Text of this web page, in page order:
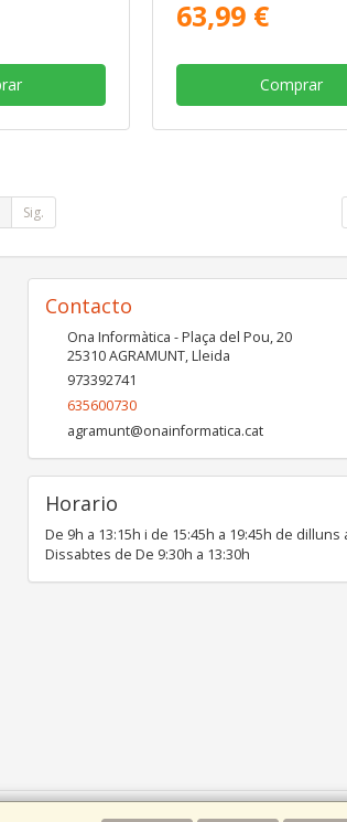
63,99 €
Comprar
Sig.
Contacto
Ona Informàtica - Plaça del Pou, 20
25310AGRAMUNT,Lleida
973392741
635600730
agramunt@onainformatica.cat
Horario
De 9h a 13:15h i de 15:45h a 19:45h de dilluns
Dissabtes de De 9:30h a 13:30h